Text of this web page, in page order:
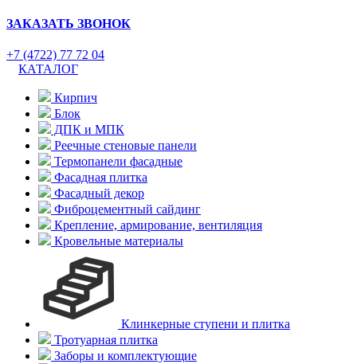
ЗАКАЗАТЬ ЗВОНОК
+7 (4722) 77 72 04
КАТАЛОГ
Кирпич
Блок
ДПК и МПК
Реечные стеновые панели
Термопанели фасадные
Фасадная плитка
Фасадный декор
Фиброцементный сайдинг
Крепление, армирование, вентиляция
Кровельные материалы
Клинкерные ступени и плитка
Тротуарная плитка
Заборы и комплектующие